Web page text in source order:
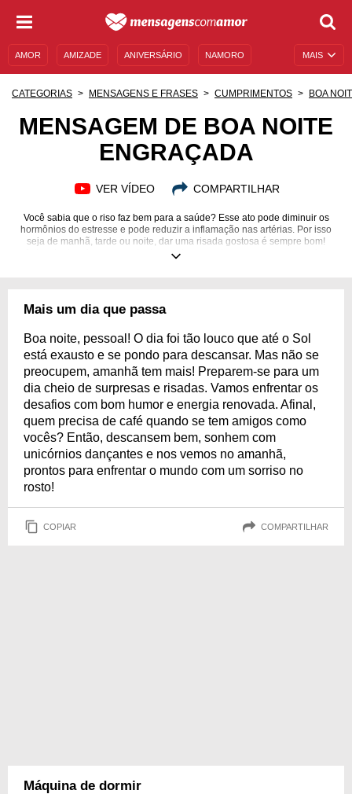
MAIS
AMOR AMIZADE ANIVERSÁRIO NAMORO
MENSAGENS E FRASES MENSAGENS DE ANIVERSÁRIO
CATEGORIAS MENSAGENS E FRASES CUMPRIMENTOS BOA
MENSAGEM DE BOA NOITE
ENGRAÇADA
VER VÍDEO COMPARTILHAR
Você sabia que o riso faz bem para a saúde? Esse ato pode diminuir os
hormônios do estresse e pode reduzir a inflamação nas artérias. Por isso
seja de manhã, tarde ou noite, dar uma risada gostosa é sempre bom!
Antes de dormir, para que tenhamos bons sonhos, nosso corpo precisa
peguem no sono mais tranquilamente após boas risadas. Confira a página
Mais um dia que passa
Boa noite, pessoal! O dia foi tão louco que até o Sol
está exausto e se pondo para descansar. Mas não se
preocupem, amanhã tem mais! Preparem-se para um
dia cheio de surpresas e risadas. Vamos enfrentar os
desafios com bom humor e energia renovada. Afinal,
quem precisa de café quando se tem amigos como
vocês? Então, descansem bem, sonhem com
unicórnios dançantes e nos vemos no amanhã,
prontos para enfrentar o mundo com um sorriso no
rosto!
COPIAR COMPARTILHAR
Máquina de dormir